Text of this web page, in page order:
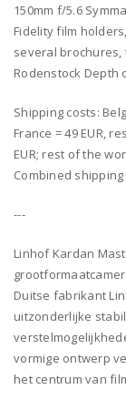
150mm f/5.6
Fidelity film
several
Rodenstock Depth
Shipping costs:
France = 49 EUR,
EUR; rest of the
Combined
---
Linhof Kardan
Duitse fabrikant
uitzonderlijke
vormige ontwerp
het centrum van